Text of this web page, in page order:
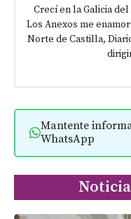
Crecí en la Galicia
Los Anexos me
Norte de Castilla,
Mantente
WhatsApp